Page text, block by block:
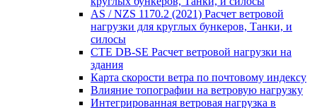
AS / NZS 1170.2 (2021) Расчет ветровой
нагрузки для круглых бункеров, Танки, и
силосы
CTE DB-SE Расчет ветровой нагрузки на
здания
Карта скорости ветра по почтовому индексу
Влияние топографии на ветровую нагрузку
Интегрированная ветровая нагрузка в